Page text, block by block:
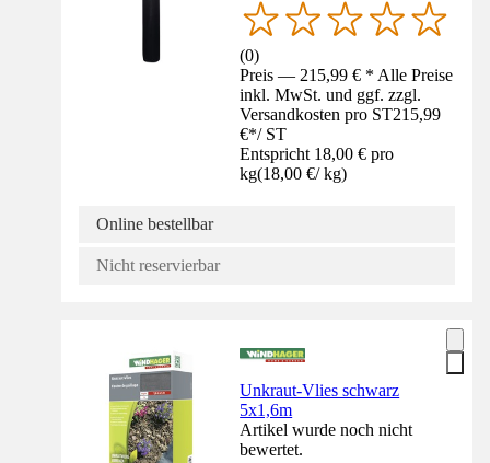
(0)
Preis — 215,99 € * Alle Preise
inkl. MwSt. und ggf. zzgl.
Versandkosten pro ST215,99
€*/ ST
Entspricht 18,00 € pro
kg(18,00 €/ kg)
Online bestellbar
Nicht reservierbar
Unkraut-Vlies schwarz
5x1,6m
Artikel wurde noch nicht
bewertet.